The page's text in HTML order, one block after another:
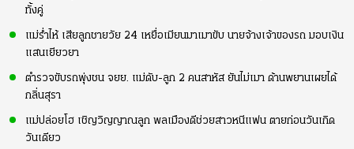
ทั้งคู่
แม่ร่ำไห้ เสียลูกชายวัย 24 เหยื่อเมียนมาเมาขับ นายจ้างเจ้าของรถ มอบเงิน
แสนเยียวยา
ตำรวจขับรถพุ่งชน จยย. แม่ดับ-ลูก 2 คนสาหัส ยันไม่เมา ด้านพยานเผยได้
กลิ่นสุรา
แม่ปล่อยโฮ เชิญวิญญาณลูก พลเมืองดีช่วยสาวหนีแฟน ตายก่อนวันเกิด
วันเดียว